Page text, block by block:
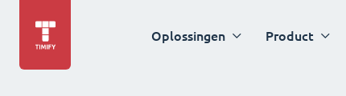
Oplossingen Product